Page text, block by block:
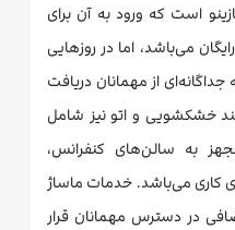
است که ورود به آن برای
می‌باشد، اما در روزهایی
جداگانه‌ای از مهمانان دریافت
خشکشویی و اتو نیز شامل
به سالن‌های کنفرانس،
کاری می‌باشد. خدمات ماساژ
در دسترس مهمانان قرار